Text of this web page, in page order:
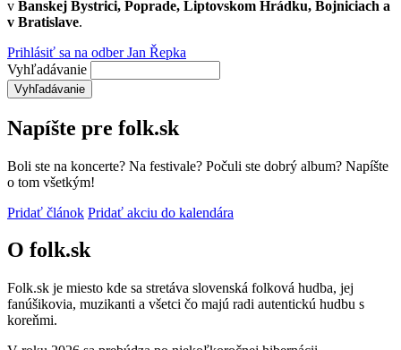
v Banskej Bystrici, Poprade, Liptovskom Hrádku, Bojniciach a
v Bratislave.
Prihlásiť sa na odber Jan Řepka
Vyhľadávanie
Napíšte pre folk.sk
Boli ste na koncerte? Na festivale? Počuli ste dobrý album? Napíšte
o tom všetkým!
Pridať článok Pridať akciu do kalendára
O folk.sk
Folk.sk je miesto kde sa stretáva slovenská folková hudba, jej
fanúšikovia, muzikanti a všetci čo majú radi autentickú hudbu s
koreňmi.